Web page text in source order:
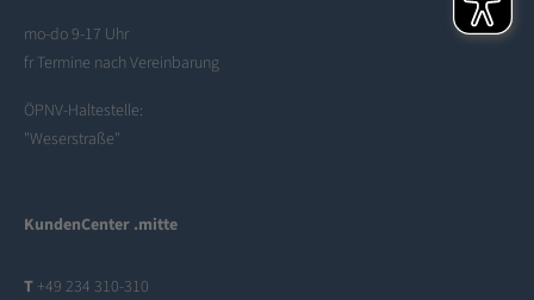
mo-do 9-17 Uhr
fr Termine nach Vereinbarung
ÖPNV-Haltestelle:
"Weserstraße"
KundenCenter .mitte
T +49 234 310-310